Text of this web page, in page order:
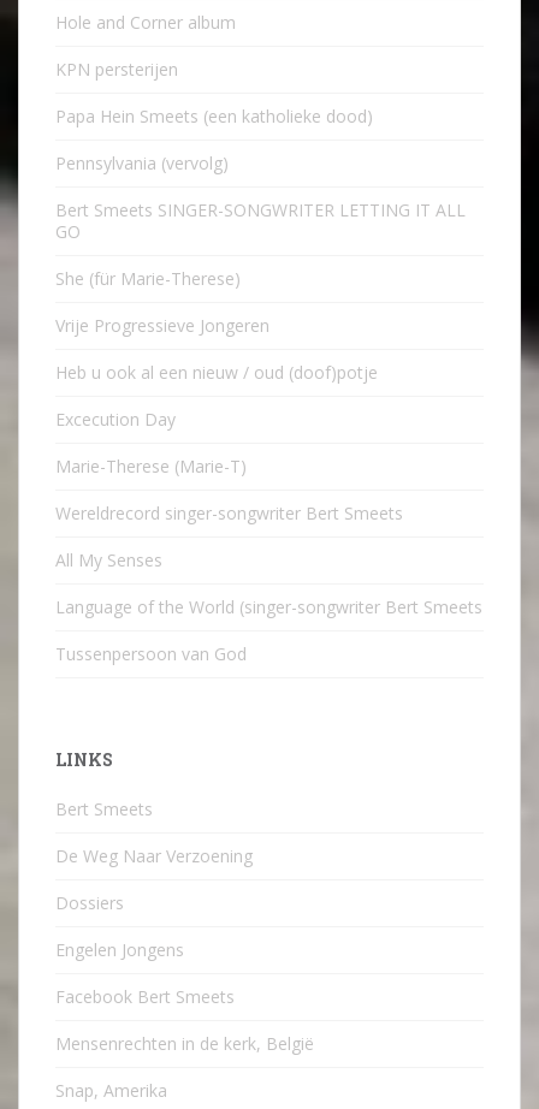
Hole and Corner album
KPN persterijen
Papa Hein Smeets (een katholieke dood)
Pennsylvania (vervolg)
Bert Smeets SINGER-SONGWRITER LETTING IT ALL
GO
She (für Marie-Therese)
Vrije Progressieve Jongeren
Heb u ook al een nieuw / oud (doof)potje
Excecution Day
Marie-Therese (Marie-T)
Wereldrecord singer-songwriter Bert Smeets
All My Senses
Language of the World (singer-songwriter Bert Smeets
Tussenpersoon van God
LINKS
Bert Smeets
De Weg Naar Verzoening
Dossiers
Engelen Jongens
Facebook Bert Smeets
Mensenrechten in de kerk, België
Snap, Amerika